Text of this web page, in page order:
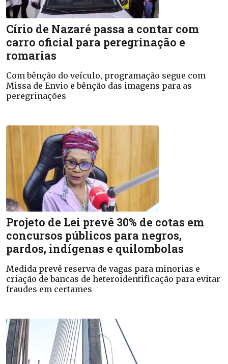
Círio de Nazaré passa a contar com
carro oficial para peregrinação e
romarias
Com bênção do veículo, programação segue com
Missa de Envio e bênção das imagens para as
peregrinações
Projeto de Lei prevê 30% de cotas em
concursos públicos para negros,
pardos, indígenas e quilombolas
Medida prevê reserva de vagas para minorias e
criação de bancas de heteroidentificação para evitar
fraudes em certames